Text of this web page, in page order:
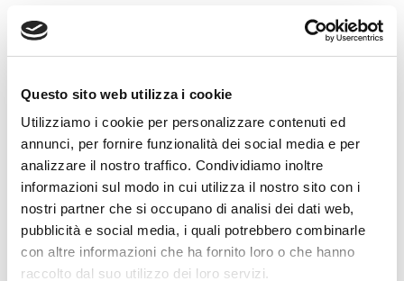
Questo sito web utilizza i cookie
Utilizziamo i cookie per personalizzare contenuti ed
annunci, per fornire funzionalità dei social media e per
analizzare il nostro traffico. Condividiamo inoltre
informazioni sul modo in cui utilizza il nostro sito con i
nostri partner che si occupano di analisi dei dati web,
pubblicità e social media, i quali potrebbero combinarle
con altre informazioni che ha fornito loro o che hanno
raccolto dal suo utilizzo dei loro servizi.
Eventi
News
Non categorizzato
Press
Webinar